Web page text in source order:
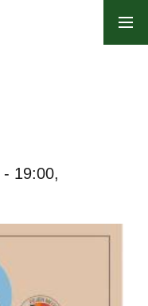
- 19:00,